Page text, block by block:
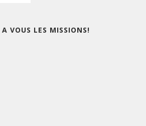
VOUS LES MISSIONS!